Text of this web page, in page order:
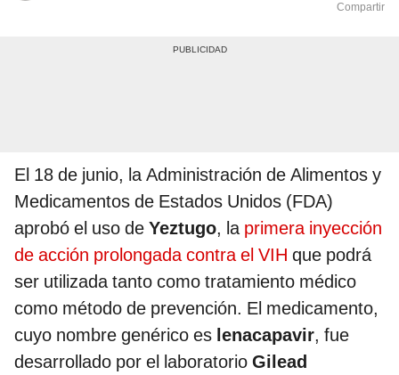
Compartir
El 18 de junio, la Administración de Alimentos y
Medicamentos de Estados Unidos (FDA)
aprobó el uso de Yeztugo, la primera inyección
de acción prolongada contra el VIH que podrá
ser utilizada tanto como tratamiento médico
como método de prevención. El medicamento,
cuyo nombre genérico es lenacapavir, fue
desarrollado por el laboratorio Gilead